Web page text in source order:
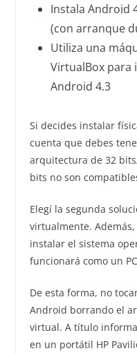
Instala Android
(con arranque
Utiliza una
VirtualBox para
Android 4.3
Si decides instalar
cuenta que debes
arquitectura de 32
bits no son
Elegí la segunda
virtualmente.
instalar el sistema
funcionará como un
De esta forma, no
Android borrando el
virtual. A título
en un portátil HP